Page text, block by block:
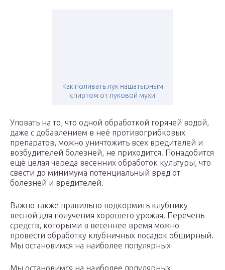
Как поливать лук нашатырным
спиртом от луковой мухи
Уповать на то, что одной обработкой горячей водой,
даже с добавлением в неё противогрибковых
препаратов, можно уничтожить всех вредителей и
возбудителей болезней, не приходится. Понадобится
ещё целая череда весенних обработок культуры, что
свести до минимума потенциальный вред от
болезней и вредителей.
Важно также правильно подкормить клубнику
весной для получения хорошего урожая. Перечень
средств, которыми в весеннее время можно
провести обработку клубничных посадок обширный.
Мы остановимся на наиболее популярных
Мы остановимся на наиболее популярных